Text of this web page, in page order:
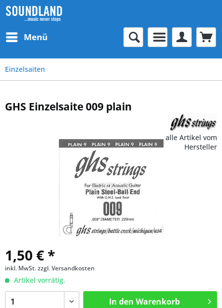
Menü
Einzelsaiten
GHS Einzelsaite 009 plain
alle Artikel vom
Hersteller
1,50 € *
inkl. MwSt.zzgl. Versandkosten
Artikel vorrätig.
In den Warenkorb